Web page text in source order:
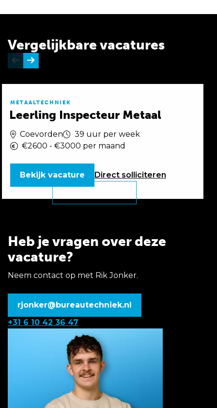
Vergelijkbare vacatures
METAALTECHNIEK
Leerling Inspecteur Metaal
Coevorden
39 uur per week
€2600 - €3000 per maand
Direct solliciteren
Bekijk vacature
Heb je vragen over deze
vacature?
Neem contact op met Rik Jonker.
rjonker@bureautechniek.nl
+31 6 10 42 36 47